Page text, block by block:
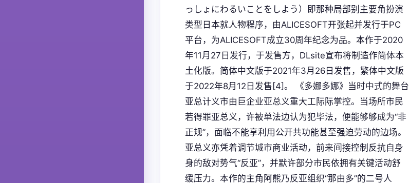
っしょにわるいことをしよう）即那种局部别主要角扮演
类型日本就人物程序，由ALICESOFT开张起并发行于PC
平台，为ALICESOFT成立30周年纪念为品。本作于2020
年11月27日发行，于发售方，DLsite宣布将制造作简体本
土化版。简体中文版于2021年3月26日发售，繁体中文版
于2022年8月12日发售[4]。 《多娜多娜》当时中式的舞台
亚总计义市由巨企业亚总义重大工际际掌控。当场所市民
若得罪亚总义，许被单法边认为犯毕法，便能够够成为“非
正规”，面临不能享利用公开共功能甚至强迫劳动的边场。
亚总义亦凭着调节城市商业活动，前来间接控制反抗自身
身的敌对势气“反亚”，并默许部分市民依拥有关键活动舒
缓压力。本作的主角阿熊乃反亚组织“那由多”的二号人